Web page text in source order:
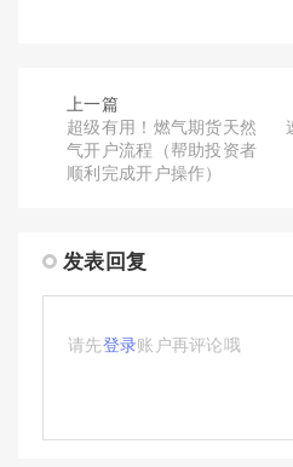
上一篇
超级有用！燃气期货天然
气开户流程（帮助投资者
顺利完成开户操作）
发表回复
请先登录账户再评论哦